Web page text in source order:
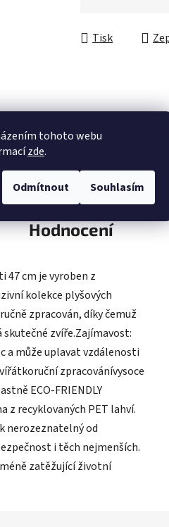
tohoto webu
zde.
Odmítnout Souhlasím
Tisk
Hodnocení
47 cm je vyroben z
kolekce plyšových
zpracován, díky čemuž
zvíře.Zajímavost:
a může uplavat vzdálenosti
zpracovánívysoce
ECO‑FRIENDLY
z recyklovaných PET lahví.
nerozeznatelný od
i těch nejmenších.
zatěžující životní